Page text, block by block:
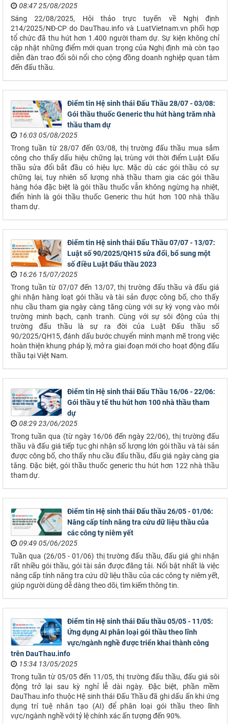
08:47 25/08/2025
Sáng 22/08/2025, Hội thảo trực tuyến về Nghị định
214/2025/NĐ-CP do DauThau.info và LuatVietnam.vn phối hợp
tổ chức đã thu hút hơn 1.400 người tham dự. Sự kiện không chỉ
cập nhật những điểm mới quan trọng của Nghị định mà còn tạo
diễn đàn trao đổi sôi nổi cho cộng đồng doanh nghiệp quan tâm
đến đấu thầu.
Điểm tin Hệ sinh thái Đấu Thầu 28/07 - 03/08:
Gói thầu thuốc Generic thu hút hàng trăm nhà
thầu tham dự
16:03 05/08/2025
Trong tuần từ 28/07 đến 03/08, thị trường đấu thầu mua sắm
công cho thấy dấu hiệu chững lại, trùng với thời điểm Luật Đấu
thầu sửa đổi bắt đầu có hiệu lực. Mặc dù các gói thầu có sự
chững lại, tuy nhiên số lượng nhà thầu tham gia các gói thầu
hàng hóa đặc biệt là gói thầu thuốc vẫn không ngừng hạ nhiệt,
điển hình là gói thầu thuốc Generic thu hút hơn 100 nhà thầu
tham dự.
Điểm tin Hệ sinh thái Đấu Thầu 07/07 - 13/07:
Luật số 90/2025/QH15 sửa đổi, bổ sung một
số điều Luật Đấu thầu 2023
16:26 15/07/2025
Trong tuần từ 07/07 đến 13/07, thị trường đấu thầu và đấu giá
ghi nhận hàng loạt gói thầu và tài sản được công bố, cho thấy
nhu cầu tham gia ngày càng tăng cùng với sự kỳ vọng vào môi
trường minh bạch, cạnh tranh. Cùng với sự sôi động của thị
trường đấu thầu là sự ra đời của Luật Đấu thầu số
90/2025/QH15, đánh dấu bước chuyển mình mạnh mẽ trong việc
hoàn thiện khung pháp lý, mở ra giai đoạn mới cho hoạt động đấu
thầu tại Việt Nam.
Điểm tin Hệ sinh thái Đấu Thầu 16/06 - 22/06:
Gói thầu y tế thu hút hơn 100 nhà thầu tham
dự
08:29 23/06/2025
Trong tuần qua (từ ngày 16/06 đến ngày 22/06), thị trường đấu
thầu và đấu giá tiếp tục ghi nhận số lượng lớn gói thầu và tài sản
được công bố, cho thấy nhu cầu đấu thầu, đấu giá ngày càng gia
tăng. Đặc biệt, gói thầu thuốc generic thu hút hơn 122 nhà thầu
tham dự.
Điểm tin Hệ sinh thái Đấu thầu 26/05 - 01/06:
Nâng cấp tính năng tra cứu dữ liệu thầu của
các công ty niêm yết
09:49 05/06/2025
Tuần qua (26/05 - 01/06) thị trường đấu thầu, đấu giá ghi nhận
rất nhiều gói thầu, gói tài sản được đăng tải. Nổi bật nhất là việc
nâng cấp tính năng tra cứu dữ liệu thầu của các công ty niêm yết,
giúp người dùng dễ dàng theo dõi, tìm kiếm thông tin.
Điểm tin Hệ sinh thái Đấu thầu 05/05 - 11/05:
Ứng dụng AI phân loại gói thầu theo lĩnh
vực/ngành nghề được triển khai thành công
trên DauThau.info
15:34 13/05/2025
Trong tuần từ 05/05 đến 11/05, thị trường đấu thầu, đấu giá sôi
động trở lại sau kỳ nghỉ lễ dài ngày. Đặc biệt, phần mềm
DauThau.info thuộc Hệ sinh thái Đấu Thầu đã ghi dấu ấn khi ứng
dụng trí tuệ nhân tạo (AI) để phân loại gói thầu theo lĩnh
vực/ngành nghề với tỷ lệ chính xác ấn tượng đến 90%.